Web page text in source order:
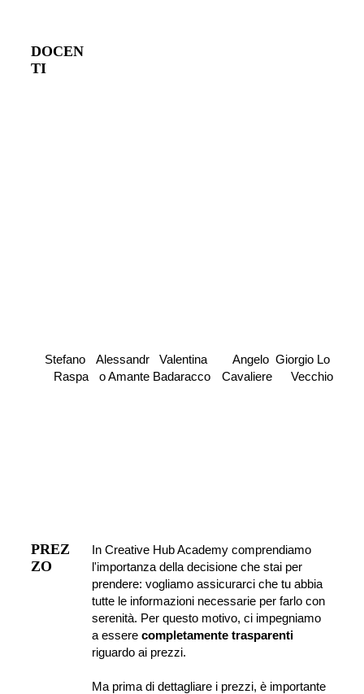
DOCEN
TI
Stefano
Raspa
Alessandr
o Amante
Valentina
Badaracco
Angelo
Cavaliere
Giorgio Lo
Vecchio
PREZ
ZO
In Creative Hub Academy comprendiamo
l'importanza della decisione che stai per
prendere: vogliamo assicurarci che tu abbia
tutte le informazioni necessarie per farlo con
serenità. Per questo motivo, ci impegniamo
a essere completamente trasparenti
riguardo ai prezzi.
Ma prima di dettagliare i prezzi, è importante